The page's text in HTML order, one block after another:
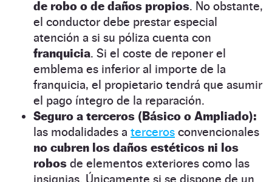
de robo o de daños propios. No obstante,
el conductor debe prestar especial
atención a si su póliza cuenta con
franquicia. Si el coste de reponer el
emblema es inferior al importe de la
franquicia, el propietario tendrá que asumir
el pago íntegro de la reparación.
Seguro a terceros (Básico o Ampliado):
las modalidades a terceros convencionales
no cubren los daños estéticos ni los
robos de elementos exteriores como las